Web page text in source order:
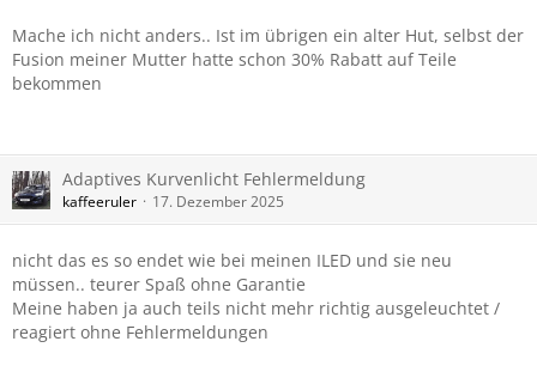
Mache ich nicht anders.. Ist im übrigen ein alter Hut, selbst der
Fusion meiner Mutter hatte schon 30% Rabatt auf Teile
bekommen
Adaptives Kurvenlicht Fehlermeldung
kaffeeruler 17. Dezember 2025
nicht das es so endet wie bei meinen ILED und sie neu
müssen.. teurer Spaß ohne Garantie
Meine haben ja auch teils nicht mehr richtig ausgeleuchtet /
reagiert ohne Fehlermeldungen